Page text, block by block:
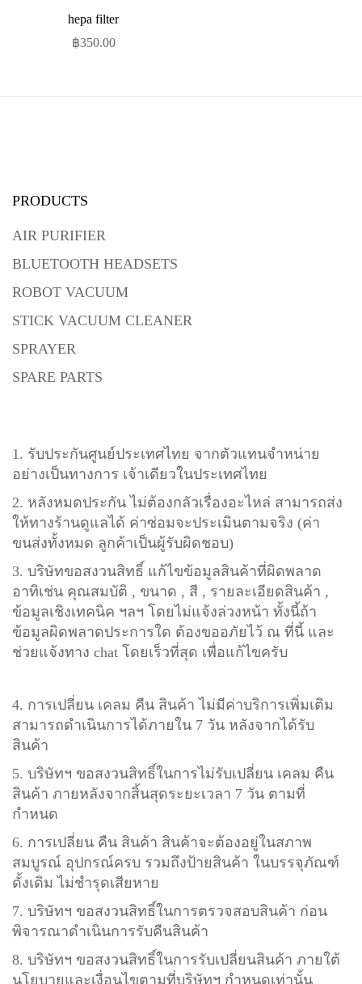
hepa filter
฿350.00
PRODUCTS
AIR PURIFIER
BLUETOOTH HEADSETS
ROBOT VACUUM
STICK VACUUM CLEANER
SPRAYER
SPARE PARTS
1. รับประกันศูนย์ประเทศไทย จากตัวแทนจำหน่าย
อย่างเป็นทางการ เจ้าเดียวในประเทศไทย
2. หลังหมดประกัน ไม่ต้องกลัวเรื่องอะไหล่ สามารถส่ง
ให้ทางร้านดูแลได้ ค่าซ่อมจะประเมินตามจริง (ค่า
ขนส่งทั้งหมด ลูกค้าเป็นผู้รับผิดชอบ)
3. บริษัทขอสงวนสิทธิ์ แก้ไขข้อมูลสินค้าที่ผิดพลาด
อาทิเช่น คุณสมบัติ , ขนาด , สี , รายละเอียดสินค้า ,
ข้อมูลเชิงเทคนิค ฯลฯ โดยไม่แจ้งล่วงหน้า ทั้งนี้ถ้า
ข้อมูลผิดพลาดประการใด ต้องขออภัยไว้ ณ ที่นี้ และ
ช่วยแจ้งทาง chat โดยเร็วที่สุด เพื่อแก้ไขครับ
4. การเปลี่ยน เคลม คืน สินค้า ไม่มีค่าบริการเพิ่มเติม
สามารถดำเนินการได้ภายใน 7 วัน หลังจากได้รับ
สินค้า
5. บริษัทฯ ขอสงวนสิทธิ์ในการไม่รับเปลี่ยน เคลม คืน
สินค้า ภายหลังจากสิ้นสุดระยะเวลา 7 วัน ตามที่
กำหนด
6. การเปลี่ยน คืน สินค้า สินค้าจะต้องอยู่ในสภาพ
สมบูรณ์ อุปกรณ์ครบ รวมถึงป้ายสินค้า ในบรรจุภัณฑ์
ดั้งเดิม ไม่ชำรุดเสียหาย
7. บริษัทฯ ขอสงวนสิทธิ์ในการตรวจสอบสินค้า ก่อน
พิจารณาดำเนินการรับคืนสินค้า
8. บริษัทฯ ขอสงวนสิทธิ์ในการรับเปลี่ยนสินค้า ภายใต้
นโยบายและเงื่อนไขตามที่บริษัทฯ กำหนดเท่านั้น